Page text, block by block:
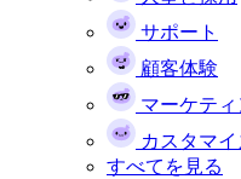
サポート
顧客体験
マーケテ
カスタマ
すべてを見る